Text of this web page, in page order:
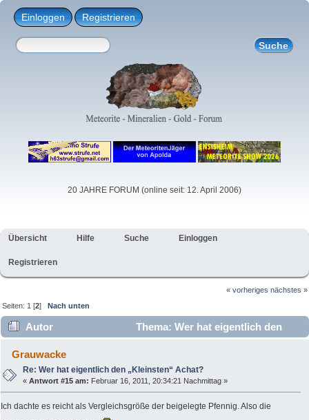
Einloggen Registrieren
20 JAHRE FORUM (online seit: 12. April 2006)
Übersicht Hilfe Suche Einloggen
Registrieren
« vorheriges nächstes »
Seiten: 1 [2]Nach unten
Autor
Thema: Wer hat eigentlich den
„Kleinsten“ Achat? (Gelesen 11685 mal)
Grauwacke
Re: Wer hat eigentlich den „Kleinsten“ Achat?
«Antwort #15 am: Februar 16, 2011, 20:34:21 Nachmittag »
Ich dachte es reicht als Vergleichsgröße der beigelegte Pfennig. Also die